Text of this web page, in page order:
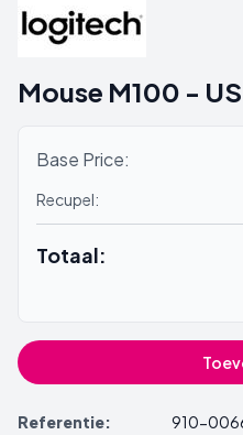
Mouse M100 -
Base Price:
Recupel:
Totaal:
Referentie:
910-